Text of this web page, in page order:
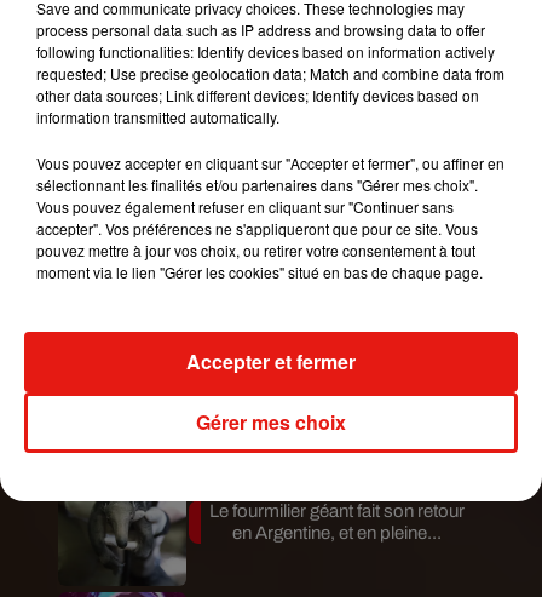
Publié : 26 mars 2019 à 16h40 par Aurélie Amcn
Guatemala : l'éruption du volcan
de Fuego est terminée
Le fourmilier géant fait son retour
en Argentine, et en pleine...
Save and communicate privacy choices. These technologies may
process personal data such as IP address and browsing data to offer
following functionalities: Identify devices based on information actively
requested; Use precise geolocation data; Match and combine data from
other data sources; Link different devices; Identify devices based on
information transmitted automatically.
Vous pouvez accepter en cliquant sur "Accepter et fermer", ou affiner en
sélectionnant les finalités et/ou partenaires dans "Gérer mes choix".
Vous pouvez également refuser en cliquant sur "Continuer sans
accepter". Vos préférences ne s'appliqueront que pour ce site. Vous
pouvez mettre à jour vos choix, ou retirer votre consentement à tout
moment via le lien "Gérer les cookies" situé en bas de chaque page.
Gérer mes choix
Accepter et fermer